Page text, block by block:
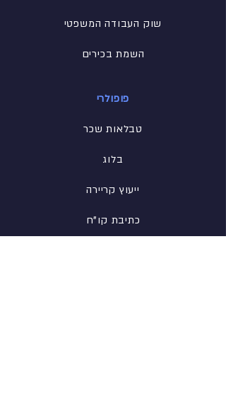
שוק העבודה המשפטי
השמת בכירים
פופולרי
טבלאות שכר
בלוג
ייעוץ קריירה
כתיבת קו"ח